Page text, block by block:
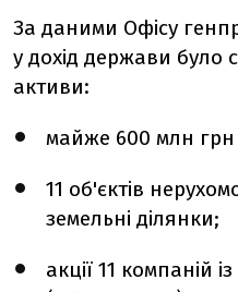
За даними Офісу
у дохід держави було
активи:
майже 600 млн грн
11 об'єктів
земельні ділянки;
акції 11 компаній